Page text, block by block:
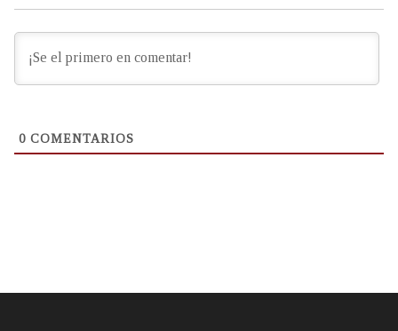
0 COMENTARIOS